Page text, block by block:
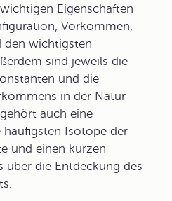
Eigenschaften
Vorkommen,
den wichtigsten
sind jeweils die
und die
in der Natur
auch eine
häufigsten Isotope der
und einen kurzen
über die Entdeckung des